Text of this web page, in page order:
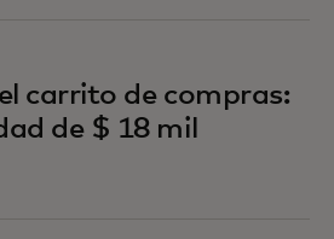
carrito de compras:
de $ 18 mil